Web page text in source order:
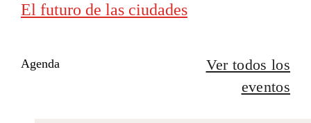
El futuro de las ciudades
Agenda
Ver todos los
eventos